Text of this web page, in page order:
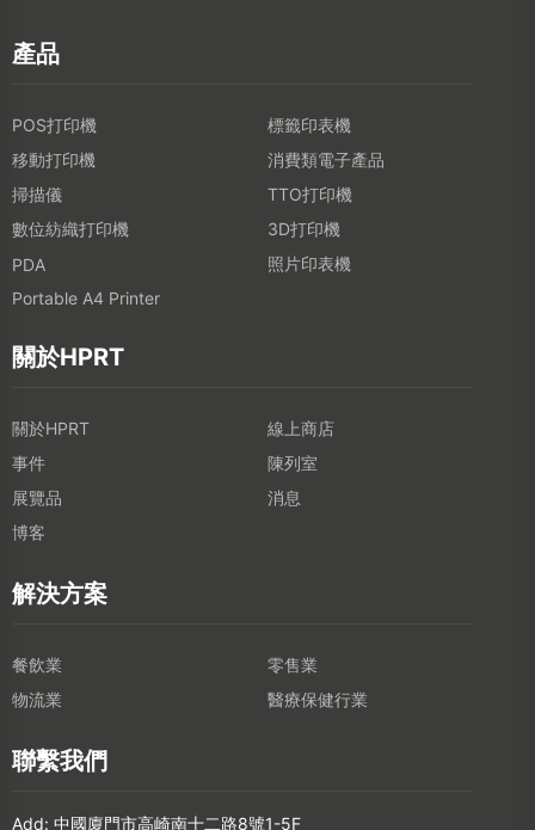
產品
POS打印機
標籤印表機
移動打印機
消費類電子產品
掃描儀
TTO打印機
數位紡織打印機
3D打印機
PDA
照片印表機
Portable A4 Printer
關於HPRT
關於HPRT
線上商店
事件
陳列室
展覽品
消息
博客
解決方案
餐飲業
零售業
物流業
醫療保健行業
聯繫我們
Add: 中國廈門市高崎南十二路8號1-5F